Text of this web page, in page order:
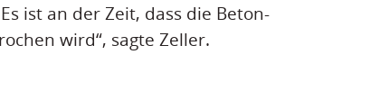
ist an der Zeit, dass die Beton-
wird“, sagte Zeller.